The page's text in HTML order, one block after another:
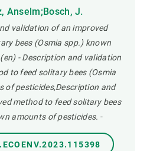
Anselm;Bosch, J.
validation of an improved
bees (Osmia spp.) known
- Description and validation
to feed solitary bees (Osmia
of pesticides,Description and
method to feed solitary bees
amounts of pesticides. -